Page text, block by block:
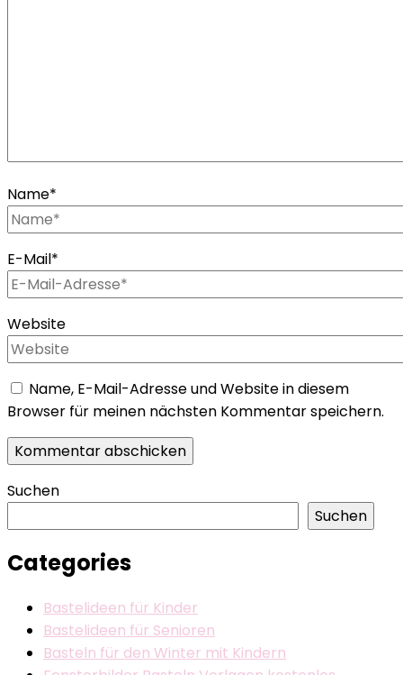
Name*
E-Mail*
Website
Name, E-Mail-Adresse und Website in diesem
Browser für meinen nächsten Kommentar speichern.
Suchen
Suchen
Categories
Bastelideen für Kinder
Bastelideen für Senioren
Basteln für den Winter mit Kindern